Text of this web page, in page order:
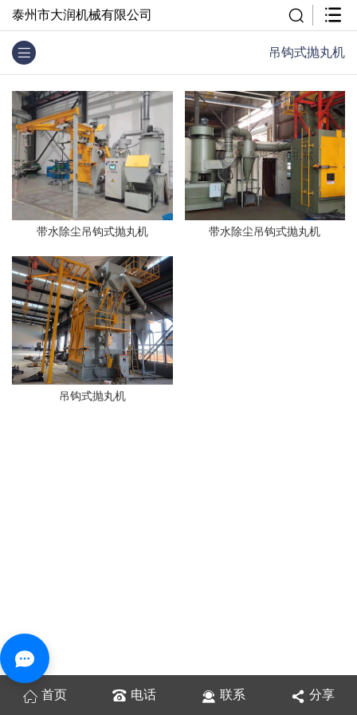
泰州市大润机械有限公司
吊钩式抛丸机
带水除尘吊钩式抛丸机 带水除尘吊钩式抛丸机
吊钩式抛丸机
首页 电话 联系 分享